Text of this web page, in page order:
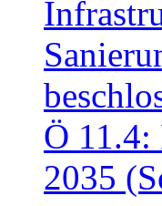
Ö 11.4:
2035